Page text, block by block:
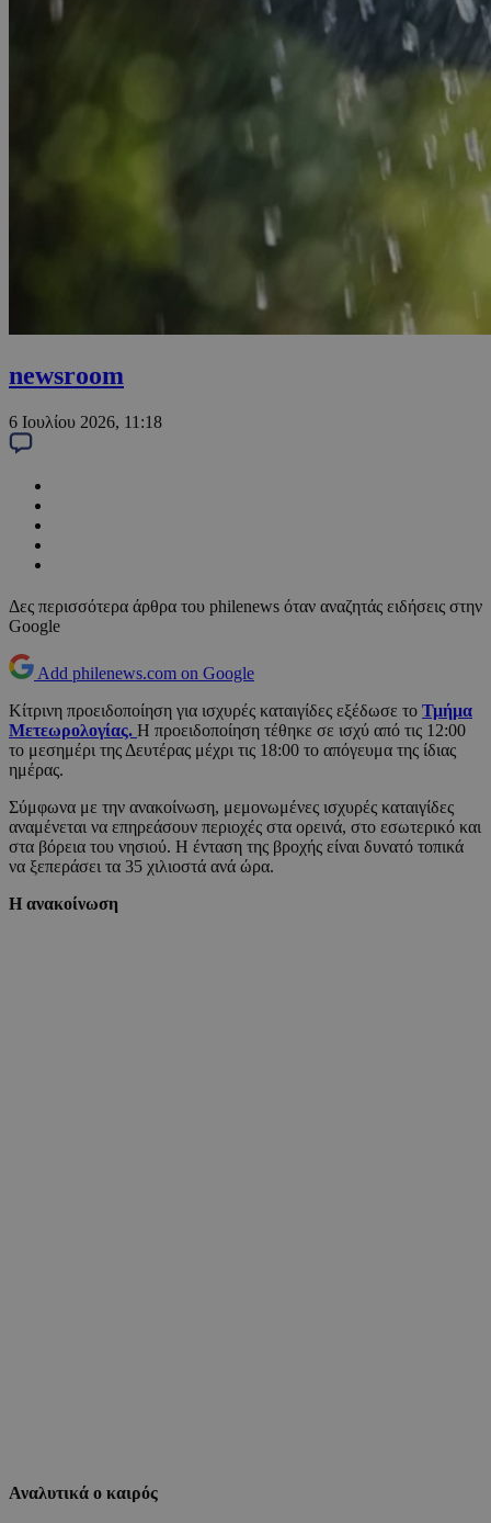
newsroom
6 Ιουλίου 2026, 11:18
Δες περισσότερα άρθρα του philenews όταν αναζητάς ειδήσεις στην
Google
Add philenews.com on Google
Κίτρινη προειδοποίηση για ισχυρές καταιγίδες εξέδωσε το Τμήμα
Μετεωρολογίας. Η προειδοποίηση τέθηκε σε ισχύ από τις 12:00
το μεσημέρι της Δευτέρας μέχρι τις 18:00 το απόγευμα της ίδιας
ημέρας.
Σύμφωνα με την ανακοίνωση, μεμονωμένες ισχυρές καταιγίδες
αναμένεται να επηρεάσουν περιοχές στα ορεινά, στο εσωτερικό και
στα βόρεια του νησιού. Η ένταση της βροχής είναι δυνατό τοπικά
να ξεπεράσει τα 35 χιλιοστά ανά ώρα.
Η ανακοίνωση
Αναλυτικά ο καιρός